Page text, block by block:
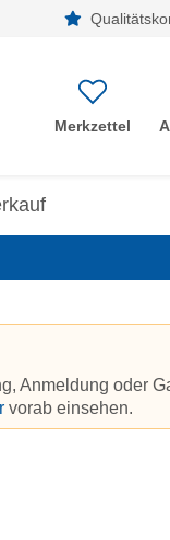
Merkzettel
Anmeldung oder
vorab einsehen.